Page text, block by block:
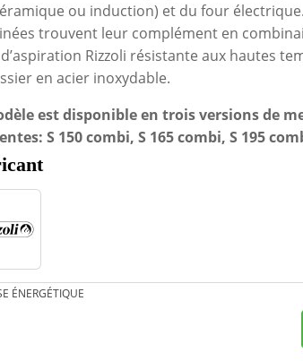
ou induction) et du four
trouvent leur complément en
Rizzoli résistante aux hautes
en acier inoxydable.
est disponible en trois versions de
S 150 combi, S 165 combi, S 195
ÉNERGÉTIQUE